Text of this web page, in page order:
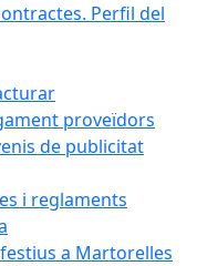
Perfil del
proveïdors
de publicitat
i reglaments
a Martorelles